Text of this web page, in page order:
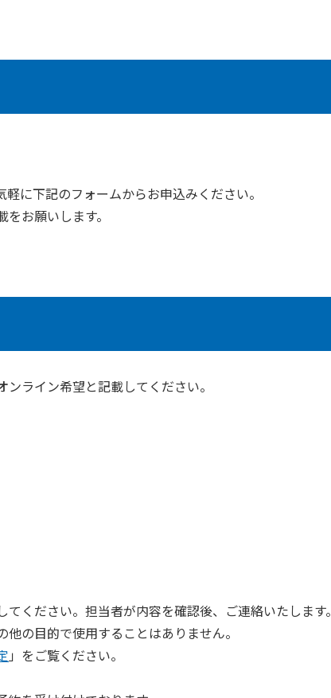
に下記のフォームからお申込みください。
お願いします。
ライン希望と記載してください。
ください。担当者が内容を確認後、ご連絡いたします。
の目的で使用することはありません。
」をご覧ください。